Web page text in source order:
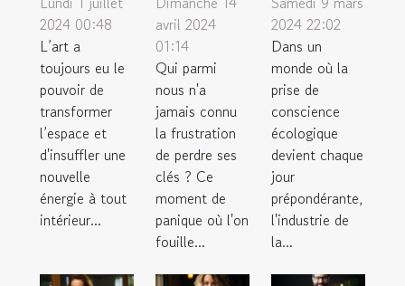
2024 00:48
L’art a
toujours eu le
pouvoir de
transformer
l’espace et
d'insuffler une
nouvelle
énergie à tout
intérieur...
avril 2024
01:14
Qui parmi
nous n'a
jamais connu
la frustration
de perdre ses
clés ? Ce
moment de
panique où l'on
fouille...
2024 22:02
Dans un
monde où la
prise de
conscience
écologique
devient chaque
jour
prépondérante,
l'industrie de
la...